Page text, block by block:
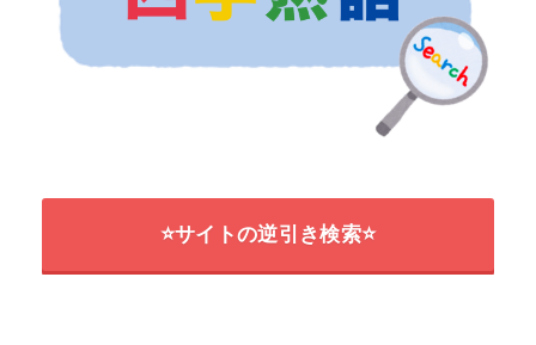
⭐サイトの逆引き検索⭐